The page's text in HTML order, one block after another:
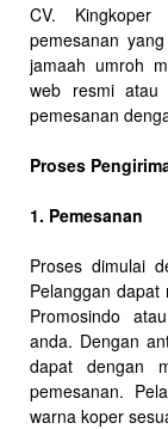
CV. Kingkoper
pemesanan
jamaah umroh
web resmi atau
pemesanan
Proses
1. Pemesanan
Proses dimulai
Pelanggan
Promosindo
anda. Dengan
dapat dengan
pemesanan.
warna koper